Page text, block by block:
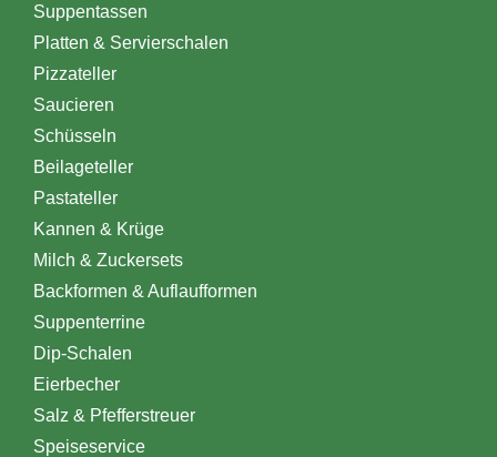
Suppentassen
Platten & Servierschalen
Pizzateller
Saucieren
Schüsseln
Beilageteller
Pastateller
Kannen & Krüge
Milch & Zuckersets
Backformen & Auflaufformen
Suppenterrine
Dip-Schalen
Eierbecher
Salz & Pfefferstreuer
Speiseservice